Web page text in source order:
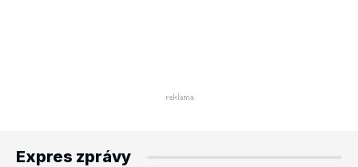
Expres zprávy